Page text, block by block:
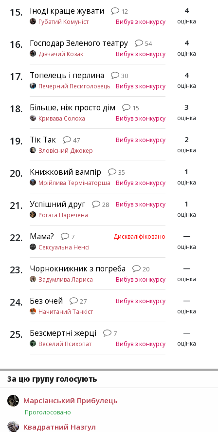
15. Іноді краще жувати
12
Вибув з конкурсу
Губатий Комуніст
4
оцінка
16. Господар Зеленого театру
54
Вибув з конкурсу
Дівчачий Козак
4
оцінка
17. Топелець і перлина
30
Вибув з конкурсу
Печерний Песиголовець
4
оцінка
18. Більше, ніж просто дім
15
Вибув з конкурсу
Кривава Солоха
3
оцінка
19. Тік Так 47
Вибув з конкурсу
Зловісний Джокер
2
оцінка
20. Книжковий вампір
35
Вибув з конкурсу
Мрійлива Термінаторша
1
оцінка
21. Успішний друг 28
Вибув з конкурсу
Рогата Наречена
1
оцінка
22. Мама? 7
Дискваліфіковано
Сексуальна Ненсі
—
оцінка
23. Чорнокнижник з погреба
20
Вибув з конкурсу
Задумлива Лариса
—
оцінка
24. Без очей 27
Вибув з конкурсу
Начитаний Танкіст
—
оцінка
25. Безсмертні жерці
7
Вибув з конкурсу
Веселий Психопат
—
оцінка
За цю групу голосують
Марсіанський Прибулець
Проголосовано
Квадратний Назгул